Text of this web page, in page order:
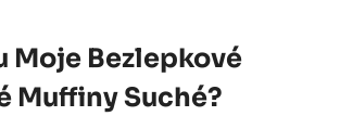
Moje Bezlepkové
Muffiny Suché?